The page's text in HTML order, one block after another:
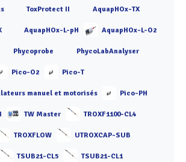
ToxProtect II AquapHOx-TX
AquapHOx-L-pH AquapHOx-L-O2
Phycoprobe PhycoLabAnalyser
Pico-O2 Pico-T
manuel et motorisés Pico-PH
TW Master TROXF1100-CL4
TROXFLOW UTROXCAP-SUB
TSUB21-CL5 TSUB21-CL1